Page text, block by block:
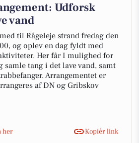
Udforsk
vand
til Rågeleje strand fredag den
og oplev en dag fyldt med
Her får I mulighed for
samle tang i det lave vand, samt
Arrangementet er
af DN og Gribskov
her
Kopiér link